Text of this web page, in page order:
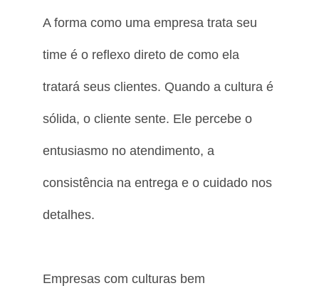
A forma como uma empresa trata seu
time é o reflexo direto de como ela
tratará seus clientes. Quando a cultura é
sólida, o cliente sente. Ele percebe o
entusiasmo no atendimento, a
consistência na entrega e o cuidado nos
detalhes.
Empresas com culturas bem